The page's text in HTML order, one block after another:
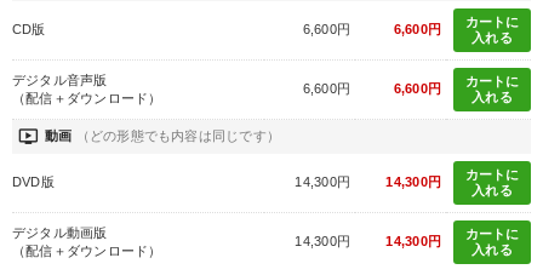
CD版 6,600円 6,600円
カートに
入れる
デジタル音声版
（配信＋ダウンロード）
6,600円 6,600円
カートに
入れる
ondemand_video 動画 （どの形態でも内容は同じです）
DVD版 14,300円 14,300円
カートに
入れる
デジタル動画版
（配信＋ダウンロード）
14,300円 14,300円
カートに
入れる